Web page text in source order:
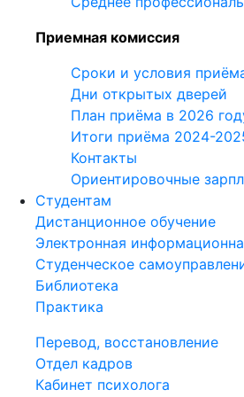
Приемная комиссия
Сроки и условия
Дни открытых дверей
План приёма в 2026
Итоги приёма 2024-
Контакты
Ориентировочные
Студентам
Дистанционное обучение
Электронная
Студенческое
Библиотека
Практика
Перевод, восстановление
Отдел кадров
Кабинет психолога